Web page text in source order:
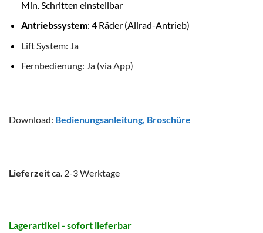
Min. Schritten einstellbar
Antriebssystem: 4 Räder (Allrad-Antrieb)
Lift System: Ja
Fernbedienung: Ja (via App)
Download: Bedienungsanleitung, Broschüre
Lieferzeitca. 2-3 Werktage
Lagerartikel - sofort lieferbar